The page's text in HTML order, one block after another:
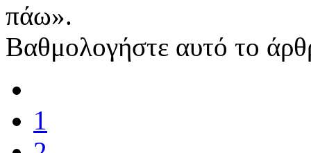
πάω».
Βαθμολογήστε αυτό το
1